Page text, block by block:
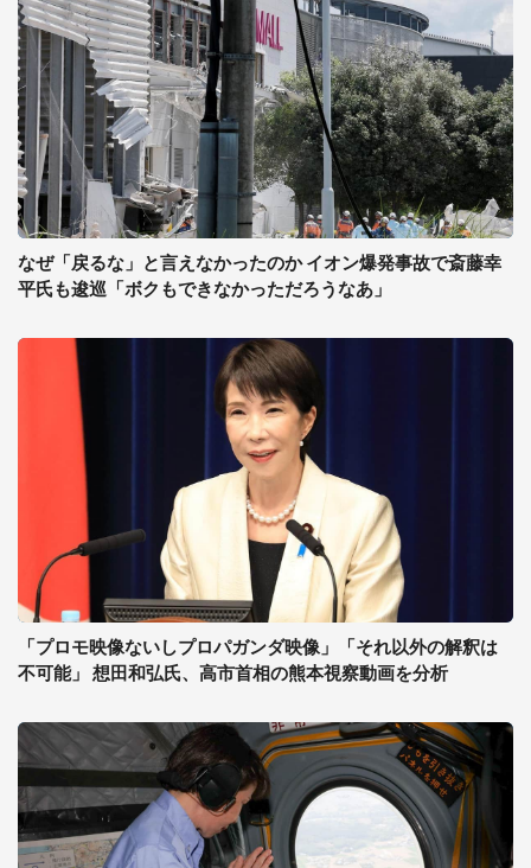
なぜ「戻るな」と言えなかったのか イオン爆発事故で斎藤幸
平氏も逡巡「ボクもできなかっただろうなあ」
「プロモ映像ないしプロパガンダ映像」「それ以外の解釈は
不可能」 想田和弘氏、高市首相の熊本視察動画を分析